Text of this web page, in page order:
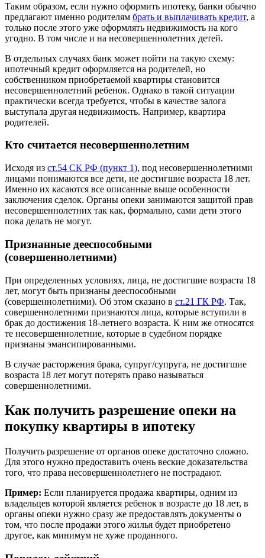
Таким образом, если нужно оформить ипотеку, банки обычно
предлагают именно родителям брать и выплачивать кредит, а
только после этого уже оформлять недвижимость на кого
угодно. В том числе и на несовершеннолетних детей.
В отдельных случаях банк может пойти на такую схему:
ипотечный кредит оформляется на родителей, но
собственником приобретаемой квартиры становится
несовершеннолетний ребенок. Однако в такой ситуации
практически всегда требуется, чтобы в качестве залога
выступала другая недвижимость. Например, квартира
родителей.
Кто считается несовершеннолетним
Исходя из ст.54 СК РФ (пункт 1), под несовершеннолетними
лицами понимаются все дети, не достигшие возраста 18 лет.
Именно их касаются все описанные выше особенности
заключения сделок. Органы опеки занимаются защитой прав
несовершеннолетних так как, формально, сами дети этого
пока делать не могут.
Признанные дееспособными
(совершеннолетними)
При определенных условиях, лица, не достигшие возраста 18
лет, могут быть признаны дееспособными
(совершеннолетними). Об этом сказано в ст.21 ГК РФ. Так,
совершеннолетними признаются лица, которые вступили в
брак до достижения 18-летнего возраста. К ним же относятся
те несовершеннолетние, которые в судебном порядке
признаны эмансипированными.
В случае расторжения брака, супруг/супруга, не достигшие
возраста 18 лет могут потерять право называться
совершеннолетними.
Как получить разрешение опеки на
покупку квартиры в ипотеку
Получить разрешение от органов опеке достаточно сложно.
Для этого нужно предоставить очень веские доказательства
того, что права несовершеннолетнего не пострадают.
Пример: Если планируется продажа квартиры, одним из
владельцев которой является ребенок в возрасте до 18 лет, в
органы опеки нужно сразу же предоставлять документы о
том, что после продажи этого жилья будет приобретено
другое, как минимум не хуже проданного.